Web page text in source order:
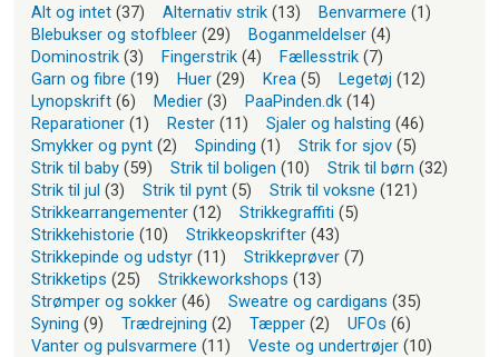
Alt og intet (37) Alternativ strik (13) Benvarmere (1)
Blebukser og stofbleer (29) Boganmeldelser (4)
Dominostrik (3) Fingerstrik (4) Fællesstrik (7)
Garn og fibre (19) Huer (29) Krea (5) Legetøj (12)
Lynopskrift (6) Medier (3) PaaPinden.dk (14)
Reparationer (1) Rester (11) Sjaler og halsting (46)
Smykker og pynt (2) Spinding (1) Strik for sjov (5)
Strik til baby (59) Strik til boligen (10) Strik til børn (32)
Strik til jul (3) Strik til pynt (5) Strik til voksne (121)
Strikkearrangementer (12) Strikkegraffiti (5)
Strikkehistorie (10) Strikkeopskrifter (43)
Strikkepinde og udstyr (11) Strikkeprøver (7)
Strikketips (25) Strikkeworkshops (13)
Strømper og sokker (46) Sweatre og cardigans (35)
Syning (9) Trædrejning (2) Tæpper (2) UFOs (6)
Vanter og pulsvarmere (11) Veste og undertrøjer (10)